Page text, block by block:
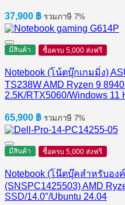
37,900 ฿ รวมภาษี 7%
มีสินค้า ซื้อครบ 5,000 ส่งฟรี
Notebook (โน้ตบุ๊กเกมมิ่ง)
TS238W AMD Ryzen 9
2.5K/RTX5060/Windows 11
65,900 ฿ รวมภาษี 7%
มีสินค้า ซื้อครบ 5,000 ส่งฟรี
Notebook (โน๊ตบุ๊คสำหรับอง
(SNSPC1425503) AMD
SSD/14.0″/Ubuntu 24.04